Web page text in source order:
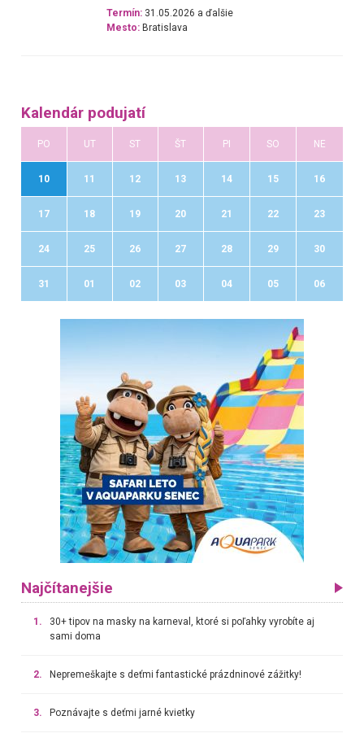
Termín: 31.05.2026 a ďalšie
Mesto: Bratislava
Kalendár podujatí
PO UT ST ŠT PI SO NE
10 11 12 13 14 15 16
17 18 19 20 21 22 23
24 25 26 27 28 29 30
31 01 02 03 04 05 06
Najčítanejšie
1.
30+ tipov na masky na karneval, ktoré si poľahky vyrobíte aj
sami doma
2. Nepremeškajte s deťmi fantastické prázdninové zážitky!
3. Poznávajte s deťmi jarné kvietky